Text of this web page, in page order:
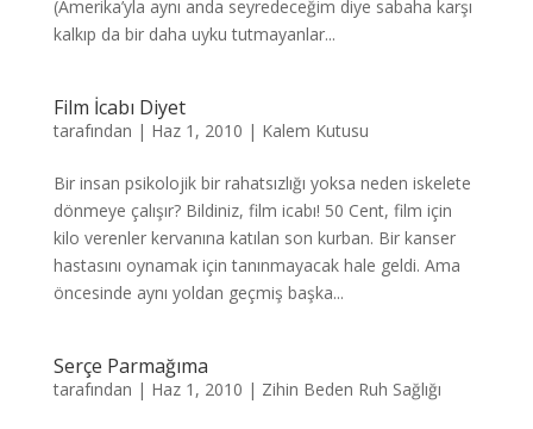
(Amerika’yla aynı anda seyredeceğim diye sabaha karşı
kalkıp da bir daha uyku tutmayanlar...
Film İcabı Diyet
tarafından | Haz 1, 2010 | Kalem Kutusu
Bir insan psikolojik bir rahatsızlığı yoksa neden iskelete
dönmeye çalışır? Bildiniz, film icabı! 50 Cent, film için
kilo verenler kervanına katılan son kurban. Bir kanser
hastasını oynamak için tanınmayacak hale geldi. Ama
öncesinde aynı yoldan geçmiş başka...
Serçe Parmağıma
tarafından | Haz 1, 2010 | Zihin Beden Ruh Sağlığı